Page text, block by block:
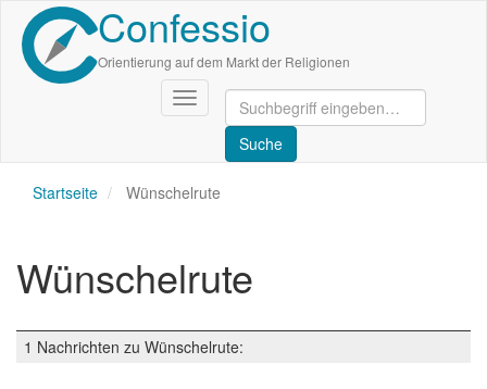
Direkt
zum
Inhalt
Confessio
Orientierung auf dem Markt der Religionen
Navigation
aktivieren/deaktivieren
Startseite Wünschelrute
Wünschelrute
1 Nachrichten zu Wünschelrute: